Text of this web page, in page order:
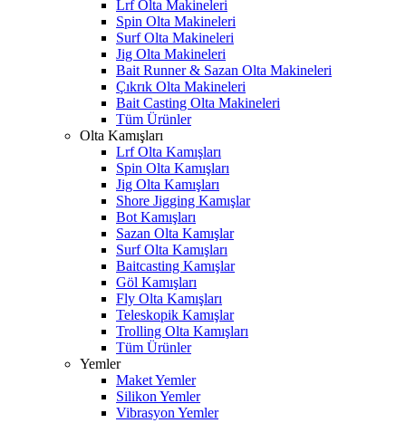
Lrf Olta Makineleri
Spin Olta Makineleri
Surf Olta Makineleri
Jig Olta Makineleri
Bait Runner & Sazan Olta Makineleri
Çıkrık Olta Makineleri
Bait Casting Olta Makineleri
Tüm Ürünler
Olta Kamışları
Lrf Olta Kamışları
Spin Olta Kamışları
Jig Olta Kamışları
Shore Jigging Kamışlar
Bot Kamışları
Sazan Olta Kamışlar
Surf Olta Kamışları
Baitcasting Kamışlar
Göl Kamışları
Fly Olta Kamışları
Teleskopik Kamışlar
Trolling Olta Kamışları
Tüm Ürünler
Yemler
Maket Yemler
Silikon Yemler
Vibrasyon Yemler